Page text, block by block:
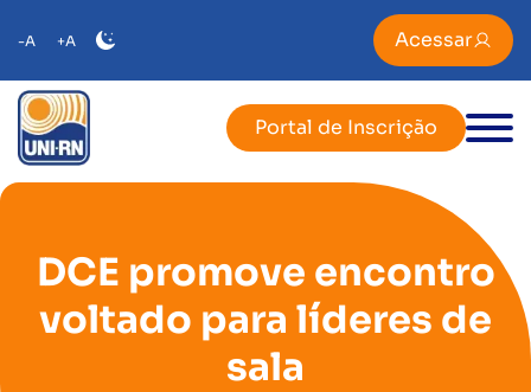
-A +A Acessar
Portal de Inscrição
DCE promove encontro
voltado para líderes de
sala